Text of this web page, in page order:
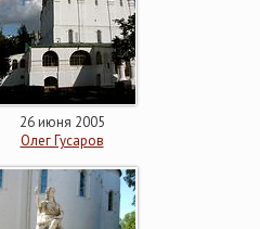
26 июня 2005
Олег Гусаров